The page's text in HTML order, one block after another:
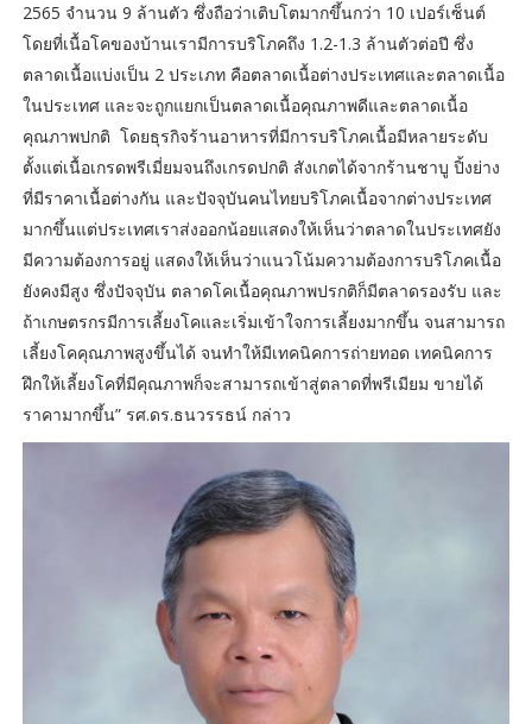
2565 จำนวน 9 ล้านตัว ซึ่งถือว่าเติบโตมากขึ้นกว่า 10 เปอร์เซ็นต์
โดยที่เนื้อโคของบ้านเรามีการบริโภคถึง 1.2-1.3 ล้านตัวต่อปี ซึ่ง
ตลาดเนื้อแบ่งเป็น 2 ประเภท คือตลาดเนื้อต่างประเทศและตลาดเนื้อ
ในประเทศ และจะถูกแยกเป็นตลาดเนื้อคุณภาพดีและตลาดเนื้อ
คุณภาพปกติ โดยธุรกิจร้านอาหารที่มีการบริโภคเนื้อมีหลายระดับ
ตั้งแต่เนื้อเกรดพรีเมี่ยมจนถึงเกรดปกติ สังเกตได้จากร้านชาบู ปิ้งย่าง
ที่มีราคาเนื้อต่างกัน และปัจจุบันคนไทยบริโภคเนื้อจากต่างประเทศ
มากขึ้นแต่ประเทศเราส่งออกน้อยแสดงให้เห็นว่าตลาดในประเทศยัง
มีความต้องการอยู่ แสดงให้เห็นว่าแนวโน้มความต้องการบริโภคเนื้อ
ยังคงมีสูง ซึ่งปัจจุบัน ตลาดโคเนื้อคุณภาพปรกติก็มีตลาดรองรับ และ
ถ้าเกษตรกรมีการเลี้ยงโคและเริ่มเข้าใจการเลี้ยงมากขึ้น จนสามารถ
เลี้ยงโคคุณภาพสูงขึ้นได้ จนทำให้มีเทคนิคการถ่ายทอด เทคนิคการ
ฝึกให้เลี้ยงโคที่มีคุณภาพก็จะสามารถเข้าสู่ตลาดที่พรีเมียม ขายได้
ราคามากขึ้น” รศ.ดร.ธนวรรธน์ กล่าว